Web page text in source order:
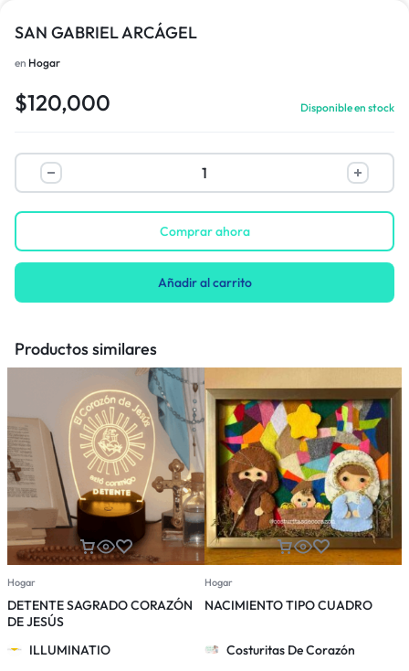
SAN GABRIEL ARCÁGEL
en Hogar
$120,000 Disponible en stock
Añadir al carrito
Comprar ahora
Productos similares
Hogar
DETENTE SAGRADO CORAZÓN
DE JESÚS
ILLUMINATIO
Hogar
NACIMIENTO TIPO CUADRO
Costuritas De Corazón